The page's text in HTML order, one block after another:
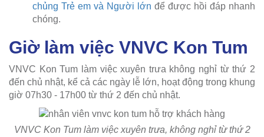
chủng Trẻ em và Người lớn để được hồi đáp nhanh
chóng.
Giờ làm việc VNVC Kon Tum
VNVC Kon Tum làm việc xuyên trưa không nghỉ từ thứ 2
đến chủ nhật, kể cả các ngày lễ lớn, hoạt động trong khung
giờ 07h30 - 17h00 từ thứ 2 đến chủ nhật.
VNVC Kon Tum làm việc xuyên trưa, không nghỉ từ thứ 2